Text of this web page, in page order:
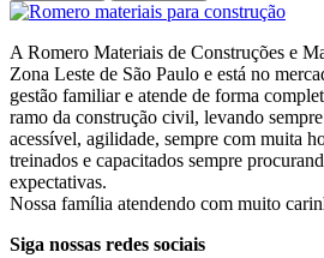
A Romero Materiais de Construções e
Zona Leste de São Paulo e está no
gestão familiar e atende de forma
ramo da construção civil, levando
acessível, agilidade, sempre com muita
treinados e capacitados sempre
expectativas.
Nossa família atendendo com muito
Siga nossas redes sociais